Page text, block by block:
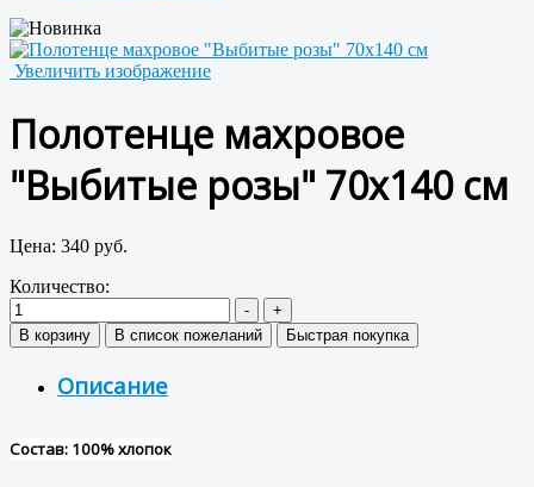
Увеличить изображение
Полотенце махровое
"Выбитые розы" 70x140 см
Цена: 340 руб.
Количество:
Описание
Состав: 100% хлопок